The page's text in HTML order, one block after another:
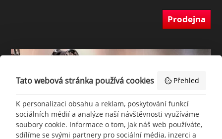
Prodejna
Tato webová stránka používá cookies Přehled
K personalizaci obsahu a reklam, poskytování funkcí
sociálních médií a analýze naší návštěvnosti využíváme
soubory cookie. Informace o tom, jak náš web používáte,
sdílíme se svými partnery pro sociální média, inzerci a